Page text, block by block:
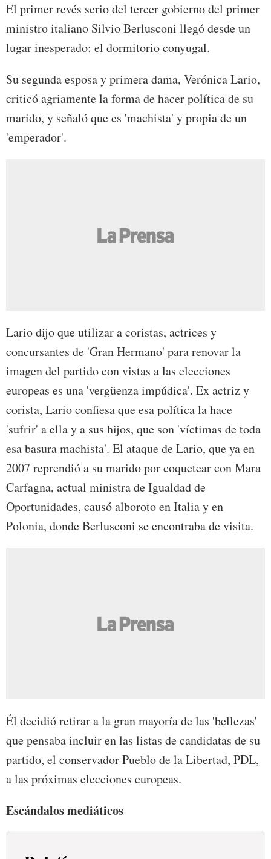
El primer revés serio del tercer gobierno del primer
ministro italiano Silvio Berlusconi llegó desde un
lugar inesperado: el dormitorio conyugal.
Su segunda esposa y primera dama, Verónica Lario,
criticó agriamente la forma de hacer política de su
marido, y señaló que es 'machista' y propia de un
'emperador'.
Lario dijo que utilizar a coristas, actrices y
concursantes de 'Gran Hermano' para renovar la
imagen del partido con vistas a las elecciones
europeas es una 'vergüenza impúdica'. Ex actriz y
corista, Lario confiesa que esa política la hace
'sufrir' a ella y a sus hijos, que son 'víctimas de toda
esa basura machista'. El ataque de Lario, que ya en
2007 reprendió a su marido por coquetear con Mara
Carfagna, actual ministra de Igualdad de
Oportunidades, causó alboroto en Italia y en
Polonia, donde Berlusconi se encontraba de visita.
Él decidió retirar a la gran mayoría de las 'bellezas'
que pensaba incluir en las listas de candidatas de su
partido, el conservador Pueblo de la Libertad, PDL,
a las próximas elecciones europeas.
Escándalos mediáticos